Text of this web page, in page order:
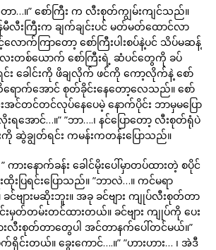
ာ…။” စော်ကြီး က လီးစုတ်ကျွမ်းကျင်သည်။
မီလီးကြီးက ချက်ချင်းပင် မတ်မတ်ထောင်လာ
ာက်ကြာတော့ စော်ကြီးပါးစပ်နဲ့ပင် သိပ်မဆန့်
ေးတစ်ယောက် စော်ကြီးရဲ့ ဆံပင်တွေကို ခပ်
ခေါင်းကို ဖိချလိုက် ဖင်ကို ကော့လိုက်နဲ့ စော်
ရောက်အောင် စုတ်ခိုင်းနေတော့လေသည်။ စော်
င်တင်တင်လုပ်နေပေမဲ့ နောက်ပိုင်း ဘာမှမပြော
းရအောင်…။” ”ဘာ….၊ နင်ပြောတော့ လီးစုတ်ရုံပဲ
ကို ဆွဲချွတ်ရင်း ကမန်းကတန်းပြောသည်။
ားနောက်ခန်း ခေါင်မိုးပေါ်မှာတပ်ထားတဲ့ စပိုင်
ြရင်းပြောသည်။ ”ဘာလဲ…။ ကင်မရာ
င်ဗျားမဆိုးဘူး။ အခု ခင်ဗျား ကျုပ်လီးစုတ်တာ
မှတ်တမ်းတင်ထားတယ်။ ခင်ဗျား ကျုပ်ကို ပေး
းလီးစုတ်တာတွေပါ အင်တာနက်ပေါ်တင်မယ်။”
ရိုင်းတယ်။ ခွေးကောင်….။” ”ဟားဟား… ၊ အဲဒီ